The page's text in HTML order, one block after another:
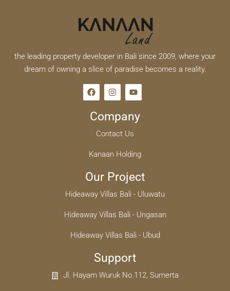
the leading property developer in Bali since 2009, where your
dream of owning a slice of paradise becomes a reality.
Company
Contact Us
Kanaan Holding
Our Project
Hideaway Villas Bali - Uluwatu
Hideaway Villas Bali - Ungasan
Hideaway Villas Bali - Ubud
Support
Jl. Hayam Wuruk No.112, Sumerta